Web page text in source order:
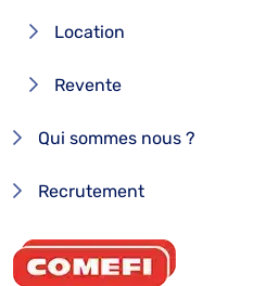
Location
Revente
Qui sommes nous ?
Recrutement